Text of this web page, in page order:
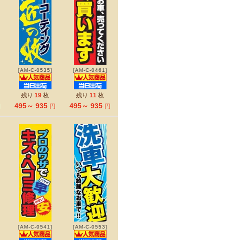
[AM-C-0535]
残り 19 枚
495～ 935 円
[AM-C-0461]
残り 11 枚
495～ 935 円
[AM-C-0541] [AM-C-0553]